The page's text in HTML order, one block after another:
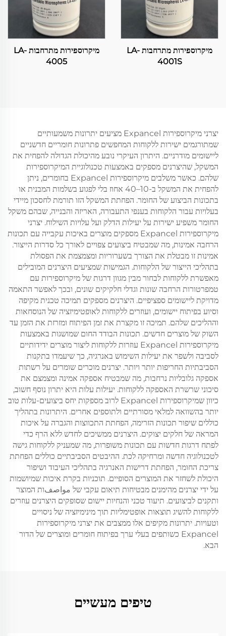
מיקרוספירות מתרחבות LA-
4001S
מיקרוספירות מתרחבות LA-
4005
יצרני מיקרוספירות Expancel מציעים יתרונות משמעותיים
שמתורגמים ישירות ללקוחות המחפשים פתרונות חומריים חדשניים
ליישומים מודרניים. היתרון העיקרי נובע מהיכולת הגדולה להפחית את
המשקל, שהיצרנים מספקים באמצעות טכנולוגיית המיקרוספירות
שלהם. כאשר משלבים מיקרוספירות Expancel בחומרים, ניתן
להפחית את המשקל ב-10–40 אחוז בלי לפגוע בשלמות המבנית או
בתכונות הביצוע של החומר. הפחתת המשקל הזו תורמת לחסכון מיידי
בעלויות עבור הלקוחות בענפי התעבורה, האריזה והבנייה, שבהם משקל
החומר משפיע ישירות על יעילות הדלק ועל עלויות השילוח. יצרני
מיקרוספירות Expancel מספקים מוצרים באיכות עקבייה עם תכונות
הרחבה אמינות, מה שמבטיח ביצועים צפויים לאורך כל סדרות הייצור.
אמינות זו מבטלת את הצורך בשערוריות ומצמצמת את הפסולת
בתהליכי הייצור של הלקוחות. הגמישות שמציעים היצרנים המובילים
מאפשרת ללקוחות לבחור מבין מגוון דרגות של מיקרוספירות עם
טמפרטורות הרחבה שונות וגדלי חלקיקים שונים, ובכך לאפשר התאמה
מדויקת ליישומים ספציפיים. היצרנים מספקים תמיכה טכנית מקיפה
וסיוע בפיתוח יישומים, ועוזרים ללקוחות לאופטימיזציה של הנוסחאות
וההליכים שלהם. תמיכה זו מקצרת את זמן הפיתוח ומזרזת את הזמן עד
השוק של מוצרים חדשים. תכונות הבודד החום שמושגות באמצעות
מיקרוספירות Expancel עוזרות ללקוחות ליצור מוצרים ידידותיים
לסביבה ולשפר את יעילות השימוש באנרגיה, כך שיעמדו בתקנות
הסביבתיות החריפות יותר ויותר. יצרנים מוכרים שומרים על רשתות
אספקה גלובליות נרחבות, מה שמבטיח אספקה אמינה ומצמצם את
סיכוני שרשרת האספקה ללקוחות. יעילות עלות היא יתרון נוסף חשוב,
כיוון שמיקרוספירות Expancel לרוב מספקות יחס ביצועים-עלות טוב
יותר בהשוואה למלאי מסורתיים ולתוספים אחרים. היתרונות בתהליך
כוללים שיפור תכונות הזרימה, הפחתת התכווצות והגברה על איכות
המראה של חלקים יצוקים. היצרנים ממשיכים לחדש ללא הרף כדי
לפתח דרגות חדשות עם תכונות משופרות, מה שמעניק ללקוחות גישה
לטכנולוגיה חדשה ומרחיקה לכת. ההיבטים הסביבתיים כוללים הפחתת
צריכת החומר, הפחתת דרישות האנרגיה בתהליכי העיבוד ושיפור
היכולת לשחזר את המוצרים הסופיים. תוכניות בקרת איכות שמיושמות
על ידי יצרנים מהימנים מבטיחות תיאום עקבי של مواصفות המוצר
ותקנים לביצועים. תיעוד טכני והנחיות יישום שסופקים היצרנים עוזרים
ללקוחות להשיג תוצאות אופטימליות תוך מינימיזציה של ניסויים
וטעויות. יתרונות מקיפים אלו ממצבים את יצרני מיקרוספירות
Expancel כשותפים בעלי ערך בפיתוח חומרים ומוצרים של הדור
הבא.
טיפים מעשיים